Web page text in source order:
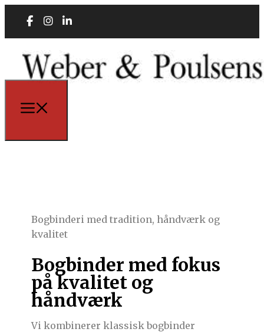
Bogbinderi med tradition, håndværk og
kvalitet
Bogbinder med fokus
på kvalitet og
håndværk
Vi kombinerer klassisk bogbinder